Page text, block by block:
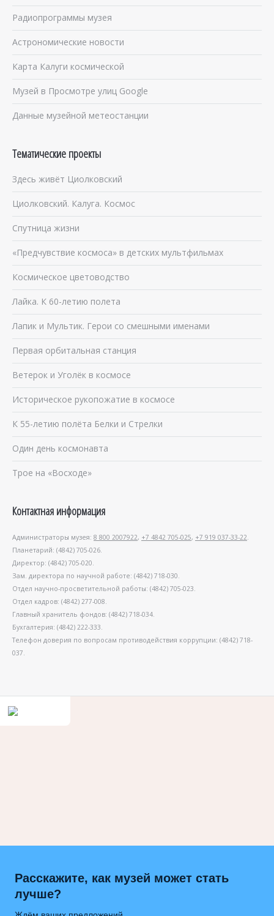
Радиопрограммы музея
Астрономические новости
Карта Калуги космической
Музей в Просмотре улиц Google
Данные музейной метеостанции
Тематические проекты
Здесь живёт Циолковский
Циолковский. Калуга. Космос
Спутница жизни
«Предчувствие космоса» в детских мультфильмах
Космическое цветоводство
Лайка. К 60-летию полета
Лапик и Мультик. Герои со смешными именами
Первая орбитальная станция
Ветерок и Уголёк в космосе
Историческое рукопожатие в космосе
К 55-летию полёта Белки и Стрелки
Один день космонавта
Трое на «Восходе»
Контактная информация
Администраторы музея: 8 800 2007922, +7 4842 705-025, +7 919 037-33-22.
Планетарий: (4842) 705-026.
Директор: (4842) 705-020.
Зам. директора по научной работе: (4842) 718-030.
Отдел научно-просветительной работы: (4842) 705-023.
Отдел кадров: (4842) 277-008.
Главный хранитель фондов: (4842) 718-034.
Бухгалтерия: (4842) 222-333.
Телефон доверия по вопросам противодействия коррупции: (4842) 718-
037.
Расскажите, как музей может стать
лучше?